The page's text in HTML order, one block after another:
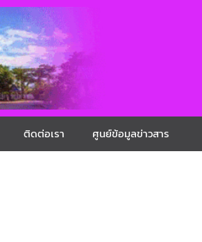
ติดต่อเรา ศูนย์ข้อมูลข่าวสาร